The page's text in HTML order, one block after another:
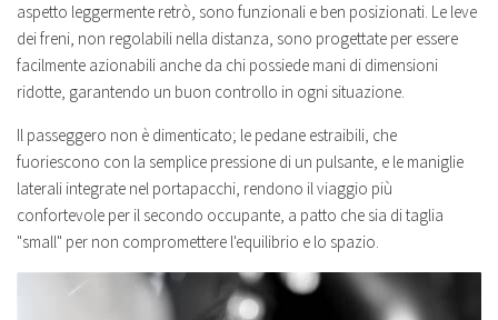
aspetto leggermente retrò, sono funzionali e ben posizionati. Le leve
dei freni, non regolabili nella distanza, sono progettate per essere
facilmente azionabili anche da chi possiede mani di dimensioni
ridotte, garantendo un buon controllo in ogni situazione.
Il passeggero non è dimenticato; le pedane estraibili, che
fuoriescono con la semplice pressione di un pulsante, e le maniglie
laterali integrate nel portapacchi, rendono il viaggio più
confortevole per il secondo occupante, a patto che sia di taglia
"small" per non compromettere l'equilibrio e lo spazio.